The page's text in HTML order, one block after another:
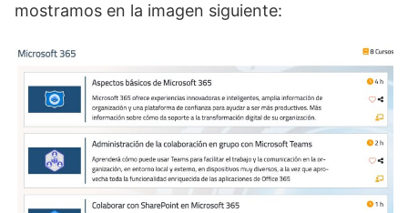
mostramos en la imagen siguiente: